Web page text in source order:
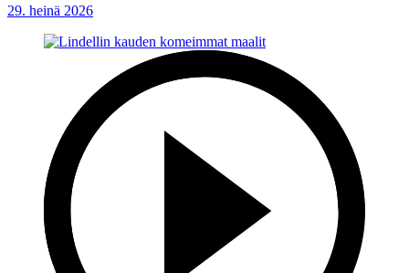
29. heinä 2026